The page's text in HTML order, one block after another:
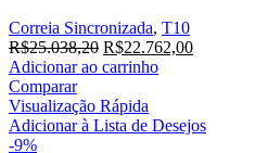
Correia Sincronizada, T10
R$25.038,20 R$22.762,00
Adicionar ao carrinho
Comparar
Visualização Rápida
Adicionar à Lista de Desejos
-9%